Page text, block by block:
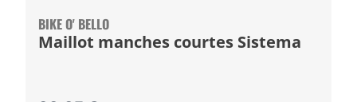
BIKE O' BELLO
Maillot manches courtes Sistema